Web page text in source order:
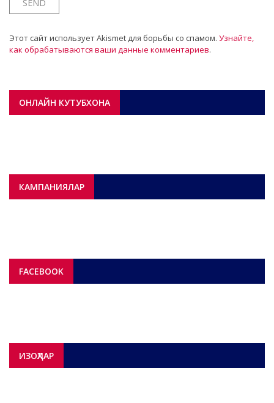
Этот сайт использует Akismet для борьбы со спамом. Узнайте,
как обрабатываются ваши данные комментариев.
ОНЛАЙН КУТУБХОНА
КАМПАНИЯЛАР
FACEBOOK
ИЗОҲЛАР